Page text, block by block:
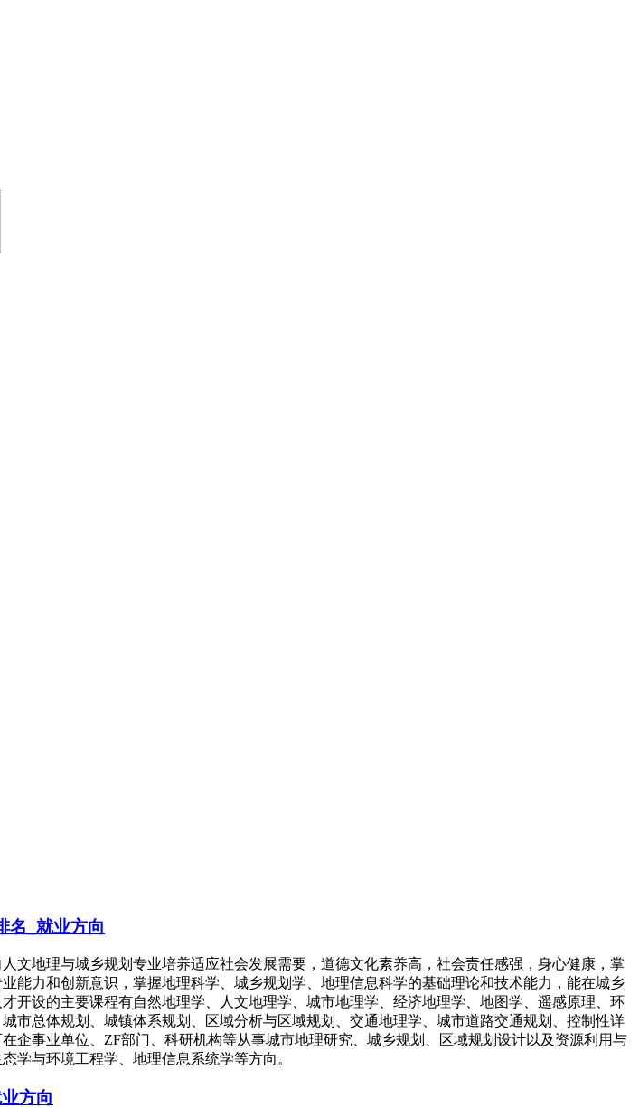
名_就业方向
文地理与城乡规划专业培养适应社会发展需要，道德文化素养高，社会责任感强，身心健康，掌
能力和创新意识，掌握地理科学、城乡规划学、地理信息科学的基础理论和技术能力，能在城乡
开设的主要课程有自然地理学、人文地理学、城市地理学、经济地理学、地图学、遥感原理、环
市总体规划、城镇体系规划、区域分析与区域规划、交通地理学、城市道路交通规划、控制性详
企事业单位、ZF部门、科研机构等从事城市地理研究、城乡规划、区域规划设计以及资源利用与
学与环境工程学、地理信息系统学等方向。
方向